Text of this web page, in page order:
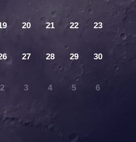
20 21 22 23
27 28 29 30
2 3 4 5 6